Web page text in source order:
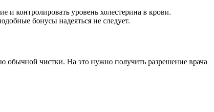
и контролировать уровень холестерина в крови.
бонусы надеяться не следует.
обычной чистки. На это нужно получить разрешение врача